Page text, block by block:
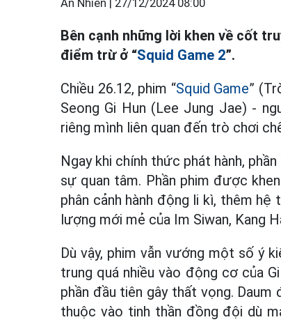
An Nhiên | 27/12/2024 08:00
Bên cạnh những lời khen về cốt
điểm trừ ở “Squid Game 2”.
Chiều 26.12, phim “Squid Game”
Seong Gi Hun (Lee Jung Jae) -
riêng mình liên quan đến trò chơi
Ngay khi chính thức phát hành,
sự quan tâm. Phần phim được
phân cảnh hành động li kì, thêm hệ
lượng mới mẻ của Im Siwan, Kang
Dù vậy, phim vẫn vướng một số ý
trung quá nhiều vào động cơ của
phần đầu tiên gây thất vọng.
thuộc vào tinh thần đồng đội dù